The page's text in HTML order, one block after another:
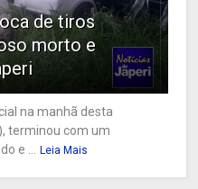
de tiros
morto e
na manhã desta
terminou com um
e ... Leia Mais